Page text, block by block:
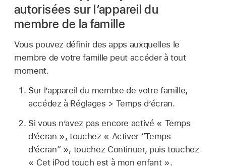
autorisées sur l’appareil du
membre de la famille
Vous pouvez définir des apps auxquelles le
membre de votre famille peut accéder à tout
moment.
Sur l’appareil du membre de votre famille,
accédez à Réglages > Temps d’écran.
Si vous n’avez pas encore activé « Temps
d’écran », touchez « Activer “Temps
d’écran” », touchez Continuer, puis touchez
« Cet iPod touch est à mon enfant ».